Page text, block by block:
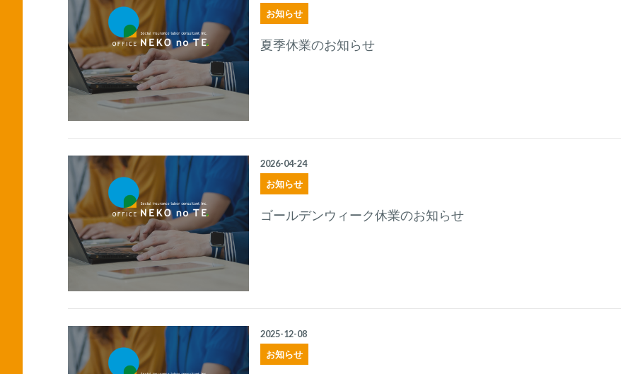
お知らせ
夏季休業のお知らせ
お知らせ
2026-04-24
ゴールデンウィーク休業のお知らせ
お知らせ
2025-12-08